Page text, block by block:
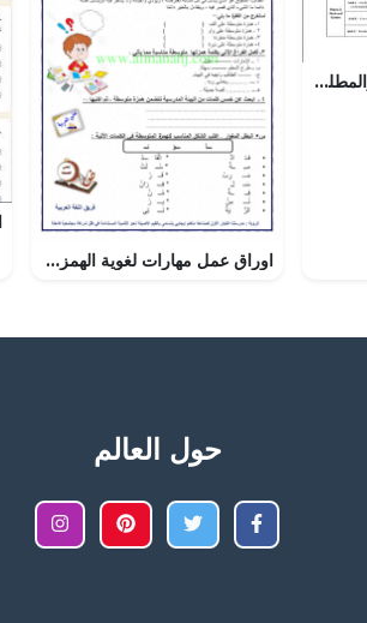
مقرر الدروس المحذوفة والمطلوبة حسب وثيقة المحتوى التدريسي في ظل جائحة الكورونا (CORE) (لغة انجليزية) الثاني عشر
اوراق عمل مهارات لغوية الهمزة المتوسطة (لغة عربية) الخامس
حول العالم